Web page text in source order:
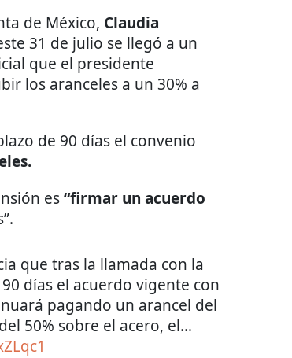
de México, Claudia
31 de julio se llegó a un
que el presidente
los aranceles a un 30% a
de 90 días el convenio
es“firmar un acuerdo
que tras la llamada con la
días el acuerdo vigente con
pagando un arancel del
50% sobre el acero, el…